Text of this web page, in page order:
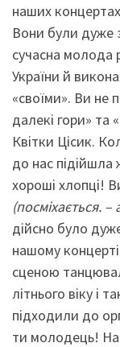
наших
Вони були дуже
сучасна молода
України й
«своїми». Ви не
далекі гори» та
Квітки Цісик.
до нас підійшла
хороші хлопці!
(посміхається. –
дійсно було
нашому
сценою
літнього віку і
підходили до
ти молодець!